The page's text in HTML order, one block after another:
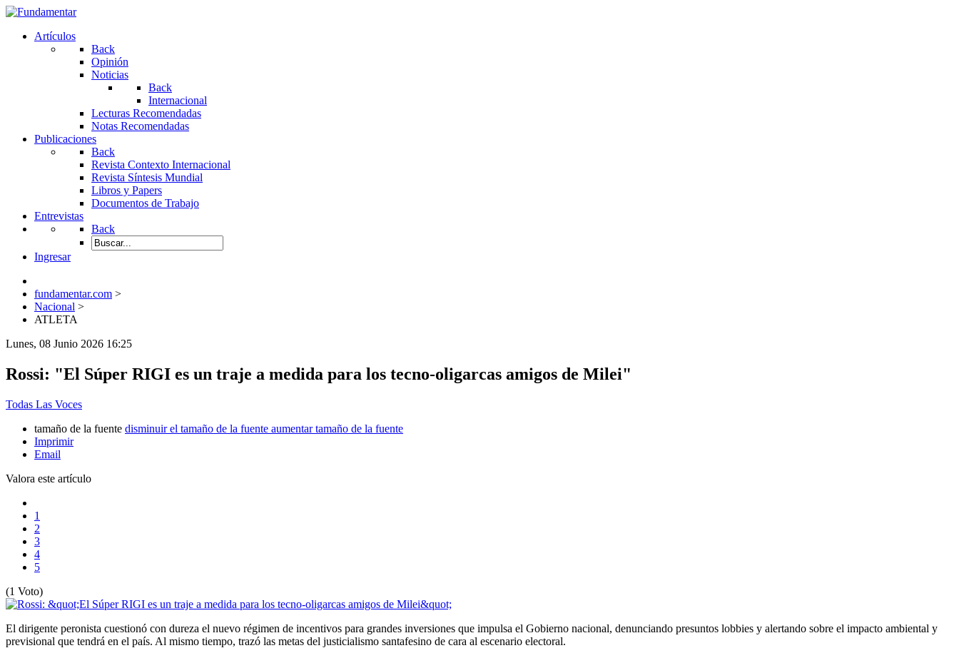
Artículos
Back
Opinión
Noticias
Back
Internacional
Lecturas Recomendadas
Notas Recomendadas
Publicaciones
Back
Revista Contexto Internacional
Revista Síntesis Mundial
Libros y Papers
Documentos de Trabajo
Entrevistas
Back
Ingresar
fundamentar.com >
Nacional >
ATLETA
Lunes, 08 Junio 2026 16:25
Rossi: "El Súper RIGI es un traje a medida para los tecno-oligarcas amigos de Milei"
Todas Las Voces
tamaño de la fuente disminuir el tamaño de la fuente aumentar tamaño de la fuente
Imprimir
Email
Valora este artículo
1
2
3
4
5
(1 Voto)
El dirigente peronista cuestionó con dureza el nuevo régimen de incentivos para grandes inversiones que impulsa el Gobierno nacional, denunciando presuntos lobbies y alertando sobre el impacto ambiental y
previsional que tendrá en el país. Al mismo tiempo, trazó las metas del justicialismo santafesino de cara al escenario electoral.